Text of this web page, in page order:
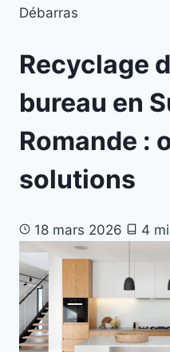
Débarras
Recyclage
bureau en
Romande :
solutions
18 mars 2026 4